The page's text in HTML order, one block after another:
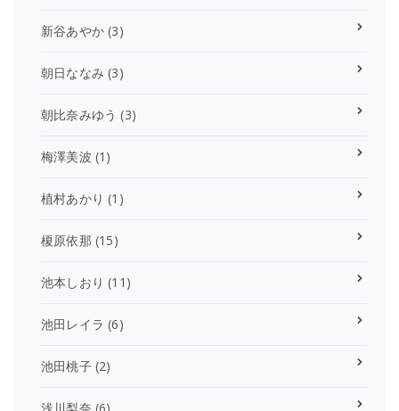
新谷あやか (3)
朝日ななみ (3)
朝比奈みゆう (3)
梅澤美波 (1)
植村あかり (1)
榎原依那 (15)
池本しおり (11)
池田レイラ (6)
池田桃子(2)